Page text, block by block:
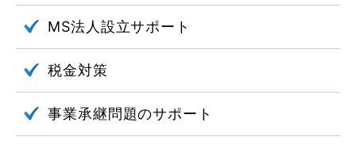
MS法人設立サポート
税金対策
事業承継問題のサポート